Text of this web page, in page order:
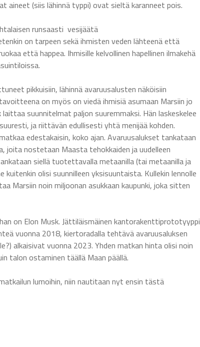
aineet (siis lähinnä typpi) ovat sieltä karanneet pois.
runsaasti vesijäätä
on tarpeen sekä ihmisten veden lähteenä että
että happea. Ihmisille kelvollinen hapellinen ilmakehä
pikkuisiin, lähinnä avaruusalusten näköisiin
on myös on viedä ihmisiä asumaan Marsiin jo
suunnitelmat paljon suuremmaksi. Hän laskeskelee
ja riittävän edullisesti yhtä menijää kohden.
edestakaisin, koko ajan. Avaruusalukset tankataan
joita nostetaan Maasta tehokkaiden ja uudelleen
siellä tuotettavalla metaanilla (tai metaanilla ja
olisi suunnilleen yksisuuntaista. Kullekin lennolle
Marsiin noin miljoonan asukkaan kaupunki, joka sitten
on Elon Musk. Jättiläismäinen kantorakenttiprototyyppi
vuonna 2018, kiertoradalla tehtävä avaruusaluksen
alkaisivat vuonna 2023. Yhden matkan hinta olisi noin
talon ostaminen täällä Maan päällä.
lumoihin, niin nautitaan nyt ensin tästä